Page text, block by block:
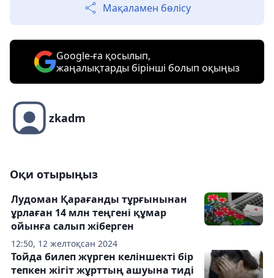
Мақаламен бөлісу
Google-ға қосылып,
жаңалықтарды бірінші болып оқыңыз
zkadm
Оқи отырыңыз
12:50, 12 желтоқсан 2024
Лудоман Қарағанды тұрғынынан
ұрлаған 14 млн теңгені құмар
ойынға салып жіберген
Тойда билеп жүрген келіншекті бір
тепкен жігіт жұрттың ашуына тиді